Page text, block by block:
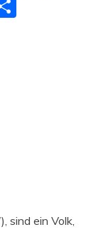
sind ein Volk,